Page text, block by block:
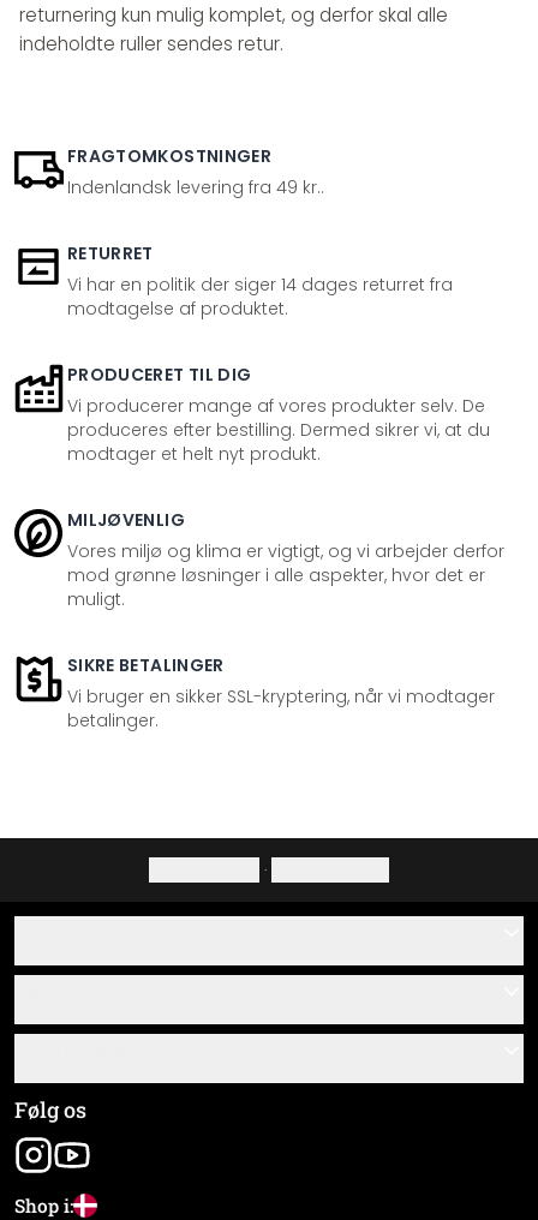
returnering kun mulig komplet, og derfor skal alle
indeholdte ruller sendes retur.
FRAGTOMKOSTNINGER
Indenlandsk levering fra 49 kr..
RETURRET
Vi har en politik der siger 14 dages returret fra
modtagelse af produktet.
PRODUCERET TIL DIG
Vi producerer mange af vores produkter selv. De
produceres efter bestilling. Dermed sikrer vi, at du
modtager et helt nyt produkt.
MILJØVENLIG
Vores miljø og klima er vigtigt, og vi arbejder derfor
mod grønne løsninger i alle aspekter, hvor det er
muligt.
SIKRE BETALINGER
Vi bruger en sikker SSL-kryptering, når vi modtager
betalinger.
·
Om os
Monteringsvejledninger
Materialeoversigt
Pakkesporing
Almindelige forretningsbetingelser
Virksomhedsoplysninger
Følg os
Shop i: